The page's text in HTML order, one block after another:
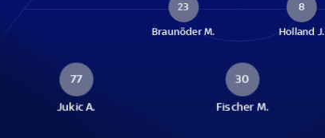
23
Braunöder M.
8
Holland J.
77
Jukic A.
30
Fischer M.